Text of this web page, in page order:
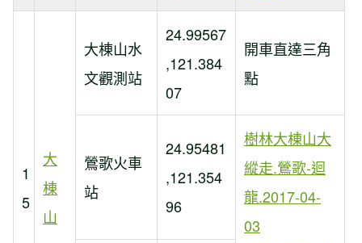
1
5
大
棟
山
大棟山水
文觀測站
24.99567
,121.384
07
開車直達三角
點
鶯歌火車
站
24.95481
,121.354
96
樹林大棟山大
縱走.鶯歌-迴
龍.2017-04-
03